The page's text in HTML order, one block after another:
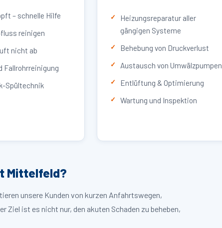
– schnelle Hilfe
reinigen
nicht ab
Fallrohrreinigung
Spültechnik
Heizungsreparatur aller
gängigen Systeme
Behebung von Druckverlust
Austausch von Umwälzpumpen
Entlüftung & Optimierung
Wartung und Inspektion
Mittelfeld?
unsere Kunden von kurzen Anfahrtswegen,
ist es nicht nur, den akuten Schaden zu beheben,